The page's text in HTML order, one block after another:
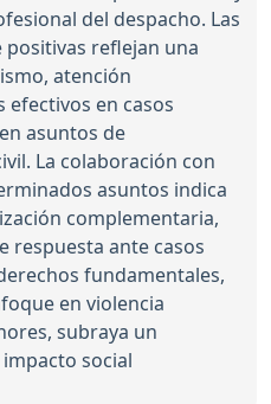
del despacho. Las
reflejan una
atención
efectivos en casos
asuntos de
La colaboración con
asuntos indica
complementaria,
respuesta ante casos
fundamentales,
en violencia
subraya un
social